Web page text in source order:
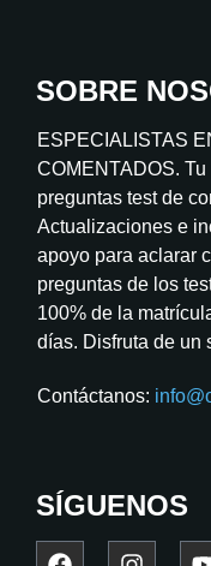
SOBRE
ESPECIALISTAS
COMENTADOS.
preguntas test de
Actualizaciones e
apoyo para aclarar
preguntas de los
100% de la
días. Disfruta de un
Contáctanos:
SÍGUENOS